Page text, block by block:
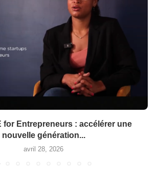
for Entrepreneurs : accélérer une
nouvelle génération...
avril 28, 2026